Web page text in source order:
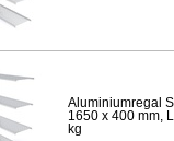
Aluminiumregal
1650 x 400 mm,
kg